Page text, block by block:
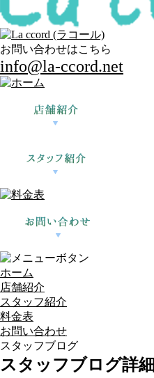
お問い合わせはこちら
info@la-ccord.net
ホーム
店舗紹介
スタッフ紹介
料金表
お問い合わせ
スタッフブログ
スタッフブログ詳細